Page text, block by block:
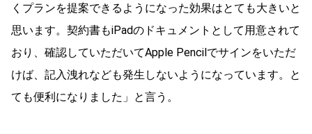
くプランを提案できるようになった効果はとても大きいと
思います。契約書もiPadのドキュメントとして用意されて
おり、確認していただいてApple Pencilでサインをいただ
けば、記入洩れなども発生しないようになっています。と
ても便利になりました」と言う。